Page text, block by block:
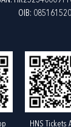
OIB:
HNS Tickets